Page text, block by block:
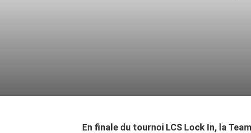
En finale du tournoi LCS Lock In, la